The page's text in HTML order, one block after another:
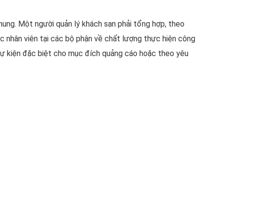
Một người quản lý khách sạn phải tổng hợp, theo
nhân viên tại các bộ phận về chất lượng thực hiện công
kiện đặc biệt cho mục đích quảng cáo hoặc theo yêu